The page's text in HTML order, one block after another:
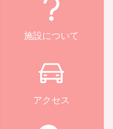
施設について
アクセス